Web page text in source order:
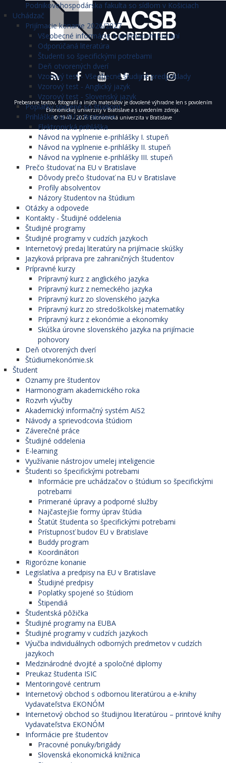
Podnikovohospodárska fakulta so sídlom v Košiciach
Uchádzač
Prijímacie konanie 2026/2027
Všeobecné informácie o prijímacom konaní
Odporúčaná literatúra
Študenti so špecifickými potrebami
Deň otvorených dverí
Vzorový test - Všeobecné študijné predpoklady
Vzorový test - Anglický jazyk
Vzorový test - Slovenský jazyk
Poplatky spojené so štúdiom
Prihláška na EU v Bratislave
Elektronická prihláška
Návod na vyplnenie e-prihlášky I. stupeň
Návod na vyplnenie e-prihlášky II. stupeň
Návod na vyplnenie e-prihlášky III. stupeň
Prečo študovať na EU v Bratislave
Dôvody prečo študovať na EU v Bratislave
Profily absolventov
Názory študentov na štúdium
Otázky a odpovede
Kontakty - Študijné oddelenia
Študijné programy
Študijné programy v cudzích jazykoch
Internetový predaj literatúry na prijímacie skúšky
Jazyková príprava pre zahraničných študentov
Prípravné kurzy
Prípravný kurz z anglického jazyka
Prípravný kurz z nemeckého jazyka
Prípravný kurz zo slovenského jazyka
Prípravný kurz zo stredoškolskej matematiky
Prípravný kurz z ekonómie a ekonomiky
Skúška úrovne slovenského jazyka na prijímacie
pohovory
Deň otvorených dverí
Štúdiumekonómie.sk
Študent
Oznamy pre študentov
Harmonogram akademického roka
Rozvrh výučby
Akademický informačný systém AiS2
Návody a sprievodcovia štúdiom
Záverečné práce
Študijné oddelenia
E-learning
Využívanie nástrojov umelej inteligencie
Študenti so špecifickými potrebami
Informácie pre uchádzačov o štúdium so špecifickými
potrebami
Primerané úpravy a podporné služby
Najčastejšie formy úprav štúdia
Štatút študenta so špecifickými potrebami
Prístupnosť budov EU v Bratislave
Buddy program
Koordinátori
Rigorózne konanie
Legislatíva a predpisy na EU v Bratislave
Študijné predpisy
Poplatky spojené so štúdiom
Štipendiá
Študentská pôžička
Študijné programy na EUBA
Študijné programy v cudzích jazykoch
Výučba individuálnych odborných predmetov v cudzích
jazykoch
Medzinárodné dvojité a spoločné diplomy
Preukaz študenta ISIC
Mentoringové centrum
Internetový obchod s odbornou literatúrou a e-knihy
Vydavateľstva EKONÓM
Internetový obchod so študijnou literatúrou – printové knihy
Vydavateľstva EKONÓM
Informácie pre študentov
Pracovné ponuky/brigády
Slovenská ekonomická knižnica
Preberanie textov, fotografií a iných materiálov je dovolené výhradne len s povolením
Ekonomickej univerzity v Bratislave a s uvedením zdroja.
© 1940 - 2026 Ekonomická univerzita v Bratislave